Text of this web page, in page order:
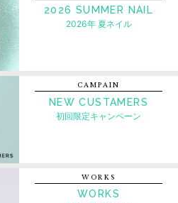
2026 SUMMER NAIL
2026年 夏ネイル
CAMPAIN
NEW CUSTAMERS
初回限定キャンペーン
WORKS
WORKS